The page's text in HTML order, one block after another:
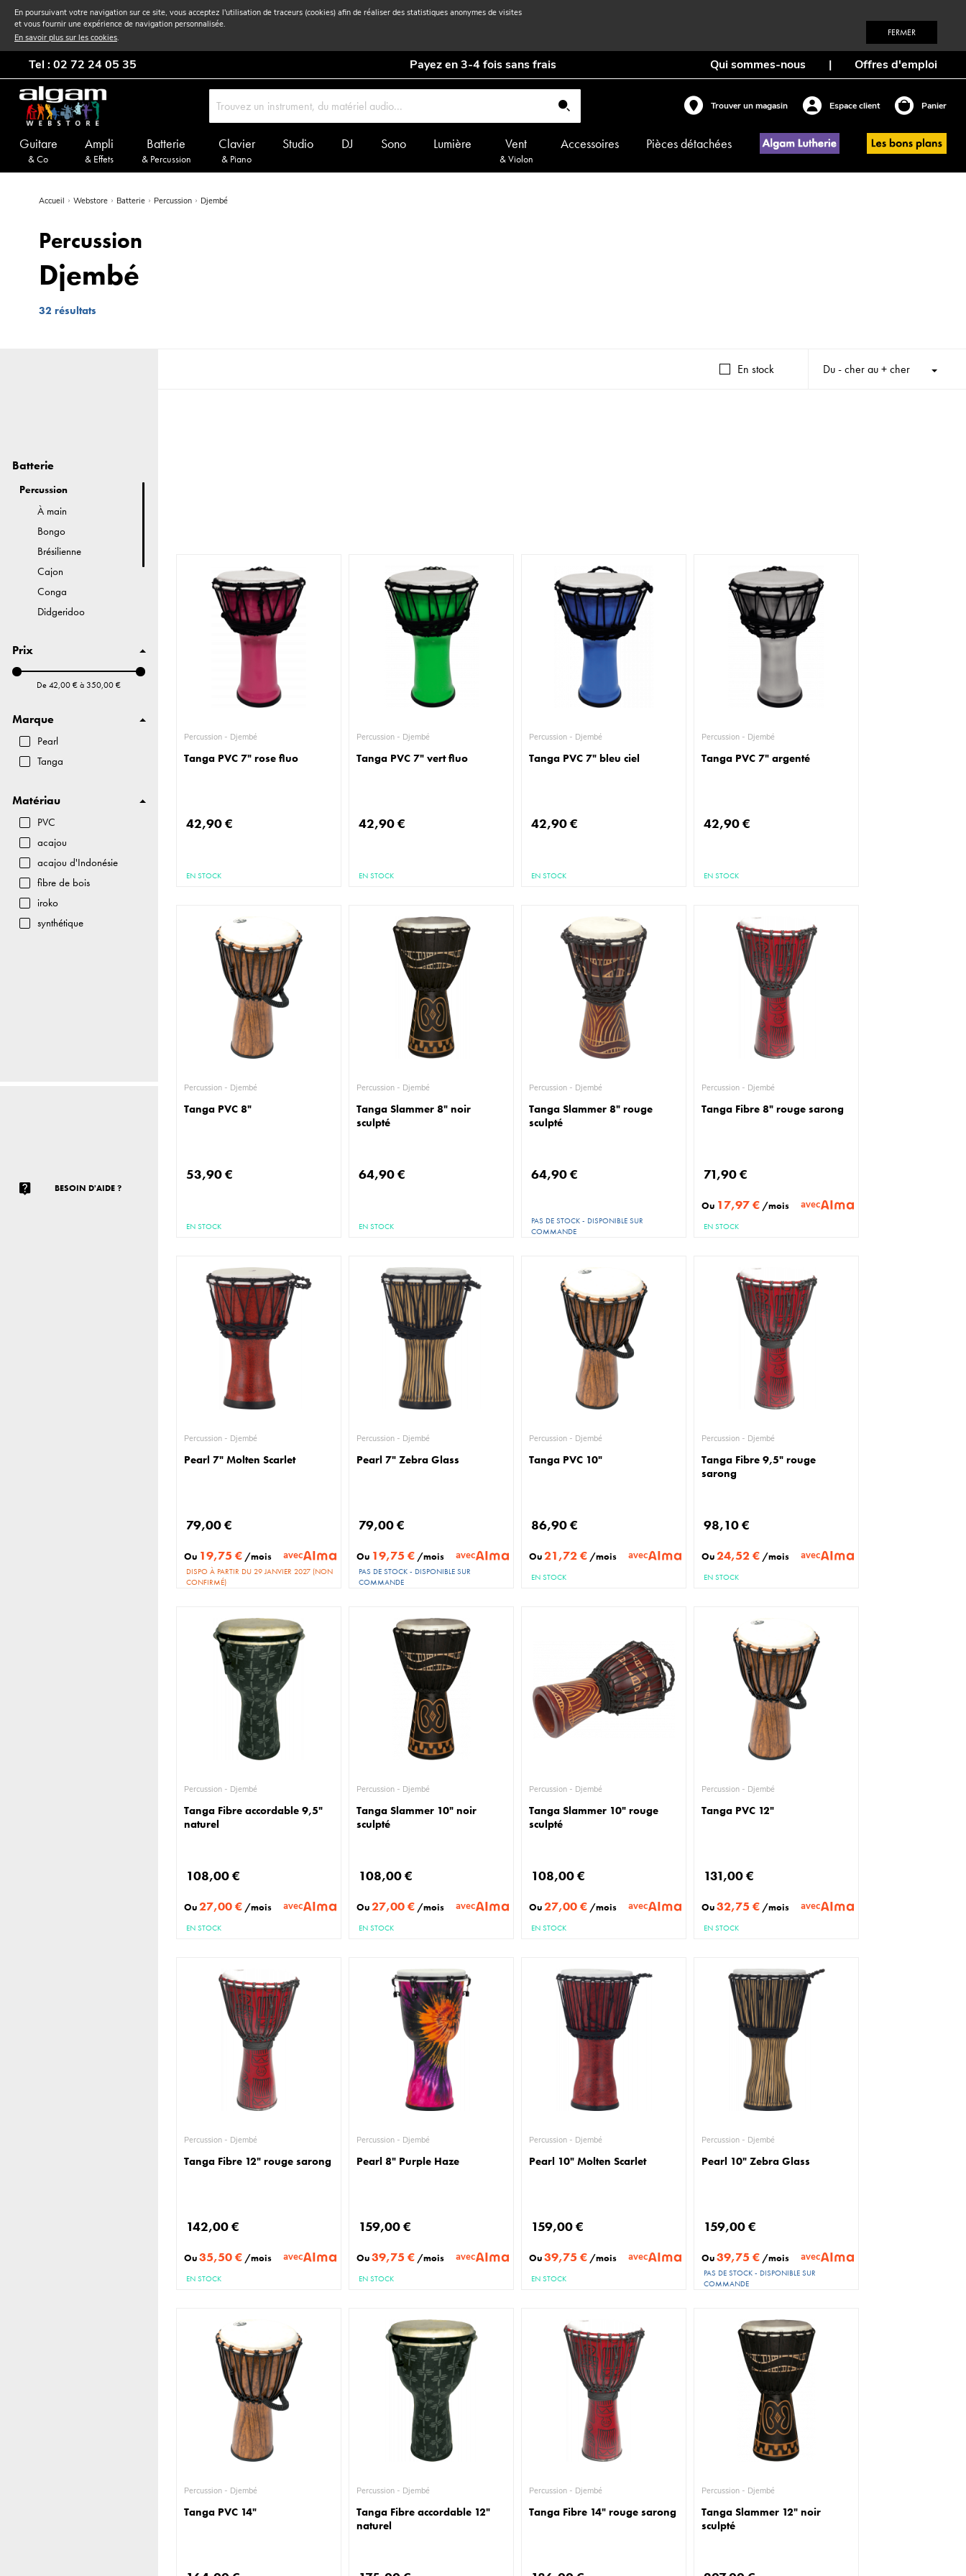
En poursuivant votre navigation sur ce site, vous acceptez l'utilisation de traceurs (cookies) afin de réaliser des statistiques anonymes de visites
et vous fournir une expérience de navigation personnalisée.
En savoir plus sur les cookies. FERMER
Tel : 02 72 24 05 35 Payez en 3-4 fois sans frais Qui sommes-nous | Offres d'emploi
Trouver un magasin Espace client Panier
Guitare
& Co
Ampli
& Effets
Batterie
& Percussion
Clavier
& Piano
Studio DJ Sono Lumière Vent
& Violon
Accessoires Pièces détachées
Accueil Webstore Batterie Percussion Djembé
Percussion
Djembé
32 résultats
Du - cher au + cher
En stock
Percussion - Djembé
Tanga PVC 7" rose fluo
42,90 €
EN STOCK
Percussion - Djembé
Tanga PVC 7" vert fluo
42,90 €
EN STOCK
Percussion - Djembé
Tanga PVC 7" bleu ciel
42,90 €
EN STOCK
Percussion - Djembé
Tanga PVC 7" argenté
42,90 €
EN STOCK
Percussion - Djembé
Tanga PVC 8"
53,90 €
EN STOCK
Percussion - Djembé
Tanga Slammer 8" noir
sculpté
64,90 €
EN STOCK
Percussion - Djembé
Tanga Slammer 8" rouge
sculpté
64,90 €
PAS DE STOCK - DISPONIBLE SUR
COMMANDE
Percussion - Djembé
Tanga Fibre 8" rouge sarong
71,90 €
Ou 17,97 € /mois avec
EN STOCK
Percussion - Djembé
Pearl 7" Molten Scarlet
79,00 €
Ou 19,75 € /mois avec
DISPO À PARTIR DU 29 JANVIER 2027 (NON
CONFIRMÉ)
Percussion - Djembé
Pearl 7" Zebra Glass
79,00 €
Ou 19,75 € /mois avec
PAS DE STOCK - DISPONIBLE SUR
COMMANDE
Percussion - Djembé
Tanga PVC 10"
86,90 €
Ou21,72 € /mois avec
EN STOCK
Percussion - Djembé
Tanga Fibre 9,5" rouge
sarong
98,10 €
Ou24,52 € /mois avec
EN STOCK
Percussion - Djembé
Tanga Fibre accordable 9,5"
naturel
108,00 €
Ou27,00 € /mois avec
EN STOCK
Percussion - Djembé
Tanga Slammer 10" noir
sculpté
108,00 €
Ou27,00 € /mois avec
EN STOCK
Percussion - Djembé
Tanga Slammer 10" rouge
sculpté
108,00 €
Ou27,00 € /mois avec
EN STOCK
Percussion - Djembé
Tanga PVC 12"
131,00 €
Ou32,75 € /mois avec
EN STOCK
Percussion - Djembé
Tanga Fibre 12" rouge sarong
142,00 €
Ou35,50 € /mois avec
EN STOCK
Percussion - Djembé
Pearl 8" Purple Haze
159,00 €
Ou39,75 € /mois avec
EN STOCK
Percussion - Djembé
Pearl 10" Molten Scarlet
159,00 €
Ou39,75 € /mois avec
EN STOCK
Percussion - Djembé
Pearl 10" Zebra Glass
159,00 €
Ou39,75 € /mois avec
PAS DE STOCK - DISPONIBLE SUR
COMMANDE
Percussion - Djembé
Tanga PVC 14"
Percussion - Djembé
Tanga Fibre accordable 12"
naturel
Percussion - Djembé
Tanga Fibre 14" rouge sarong
Percussion - Djembé
Tanga Slammer 12" noir
sculpté
Batterie
Percussion
À main
Bongo
Brésilienne
Cajon
Conga
Didgeridoo
Autres
Tongue Drum
Prix
De 42,00 € à 350,00 €
Marque
Pearl
Tanga
Matériau
PVC
acajou
acajou d'Indonésie
fibre de bois
iroko
synthétique
BESOIN D'AIDE ?